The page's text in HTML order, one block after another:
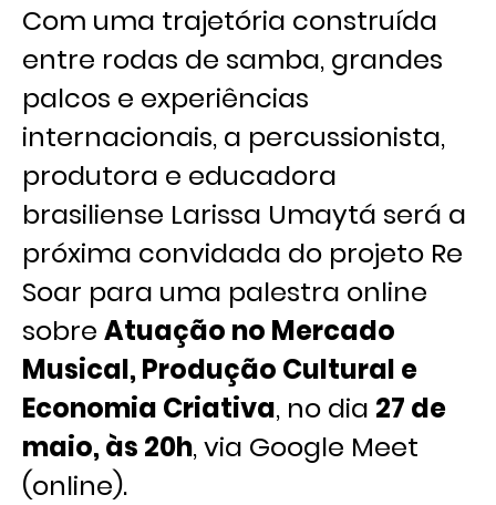
Com uma trajetória construída
entre rodas de samba, grandes
palcos e experiências
internacionais, a percussionista,
produtora e educadora
brasiliense Larissa Umaytá será a
próxima convidada do projeto Re
Soar para uma palestra online
sobre Atuação no Mercado
Musical, Produção Cultural e
Economia Criativa, no dia 27 de
maio, às 20h, via Google Meet
(online).